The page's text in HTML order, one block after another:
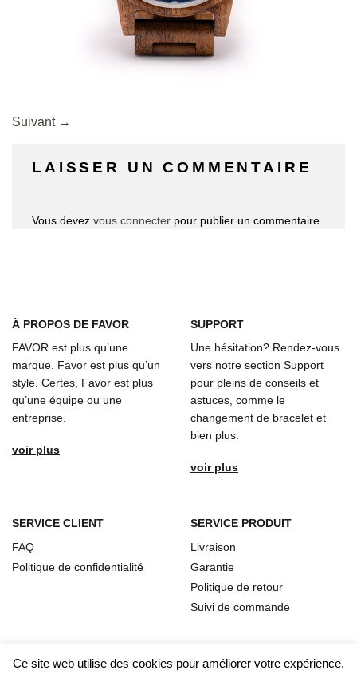
Suivant →
LAISSER UN COMMENTAIRE
Vous devez vous connecter pour publier un commentaire.
À PROPOS DE FAVOR
FAVOR est plus qu’une
marque. Favor est plus qu’un
style. Certes, Favor est plus
qu’une équipe ou une
entreprise.
voir plus
SUPPORT
Une hésitation? Rendez-vous
vers notre section Support
pour pleins de conseils et
astuces, comme le
changement de bracelet et
bien plus.
voir plus
SERVICE CLIENT
FAQ
Politique de confidentialité
SERVICE PRODUIT
Livraison
Garantie
Politique de retour
Suivi de commande
Ce site web utilise des cookies pour améliorer votre expérience.